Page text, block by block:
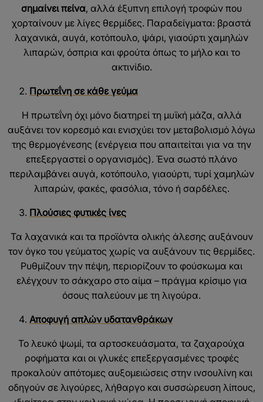
σημαίνει πείνα, αλλά έξυπνη επιλογή τροφών που
χορταίνουν με λίγες θερμίδες. Παραδείγματα: βραστά
λαχανικά, αυγά, κοτόπουλο, ψάρι, γιαούρτι χαμηλών
λιπαρών, όσπρια και φρούτα όπως το μήλο και το
ακτινίδιο.
Πρωτεΐνη σε κάθε γεύμα
Η πρωτεΐνη όχι μόνο διατηρεί τη μυϊκή μάζα, αλλά
αυξάνει τον κορεσμό και ενισχύει τον μεταβολισμό λόγω
της θερμογένεσης (ενέργεια που απαιτείται για να την
επεξεργαστεί ο οργανισμός). Ένα σωστό πλάνο
περιλαμβάνει αυγά, κοτόπουλο, γιαούρτι, τυρί χαμηλών
λιπαρών, φακές, φασόλια, τόνο ή σαρδέλες.
Πλούσιες φυτικές ίνες
Τα λαχανικά και τα προϊόντα ολικής άλεσης αυξάνουν
τον όγκο του γεύματος χωρίς να αυξάνουν τις θερμίδες.
Ρυθμίζουν την πέψη, περιορίζουν το φούσκωμα και
ελέγχουν το σάκχαρο στο αίμα – πράγμα κρίσιμο για
όσους παλεύουν με τη λιγούρα.
Αποφυγή απλών υδατανθράκων
Το λευκό ψωμί, τα αρτοσκευάσματα, τα ζαχαρούχα
ροφήματα και οι γλυκές επεξεργασμένες τροφές
προκαλούν απότομες αυξομειώσεις στην ινσουλίνη και
οδηγούν σε λιγούρες, λήθαργο και συσσώρευση λίπους,